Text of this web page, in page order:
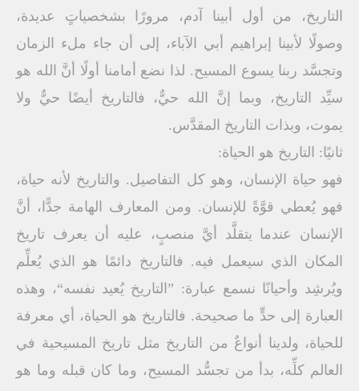
التاريخ، من أول أبينا آدم، مرورًا بشخصياتٍ عديدة،
وصولًا لأبينا إبراهيم أبي الآباء، إلى أن جاء ملء الزمان
وتجسَّد ربنا يسوع المسيح. لذا نضع أمامنا أولًا أنَّ الله هو
سيِّد التاريخ، وبما إنَّ الله حيٌّ، فالتاريخ أيضًا حيٌّ ولا
يموت، وبذات التاريخ المقدَّس.
ثانيًا: التاريخ هو الحياة:
فهو حياة الإنسان، وهو كل التفاصيل. والتاريخ لأنه حياة،
فهو يُعطي قوَّةً للإنسان. ومن المعارف الهامة جدًّا، أنَّ
الإنسان عندما يتقلَّد أيَّ منصبٍ، عليه أن يعرف تاريخ
المكان الذي سيعمل فيه. فالتاريخ دائمًا هو الذي يُعلِّم
ويُرشِد وأحيانًا نسمع عبارة: ”التاريخ يُعيد نفسه“، وهذه
العبارة إلى حدٍّ ما صحيحة. فالتاريخ هو الحياة، أي معرفة
للحياة، ولدينا أنواعٌ من التاريخ مثل تاريخ المسيحية في
العالم كلِّه، بدأ من تجسُّد المسيح، وما كان قبله وما هو